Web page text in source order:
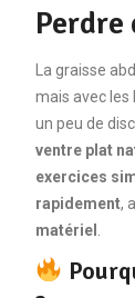
La graisse
mais avec les
un peu de
ventre plat
exercices
rapidement,
matériel